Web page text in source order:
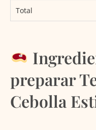
Total
preparar
Cebolla